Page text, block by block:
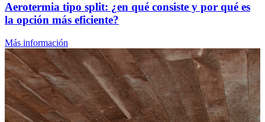
Aerotermia tipo split: ¿en qué consiste y por qué es
la opción más eficiente?
Más información